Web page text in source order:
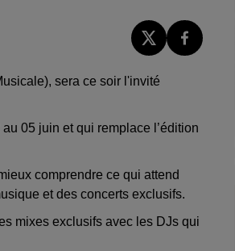
sera ce soir l'invité
05 juin et qui remplace l’édition
comprendre ce qui attend
et des concerts exclusifs.
mixes exclusifs avec les DJs qui